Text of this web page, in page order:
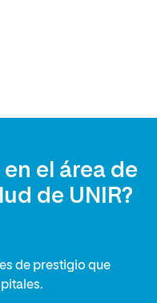
el área de
de UNIR?
de prestigio que